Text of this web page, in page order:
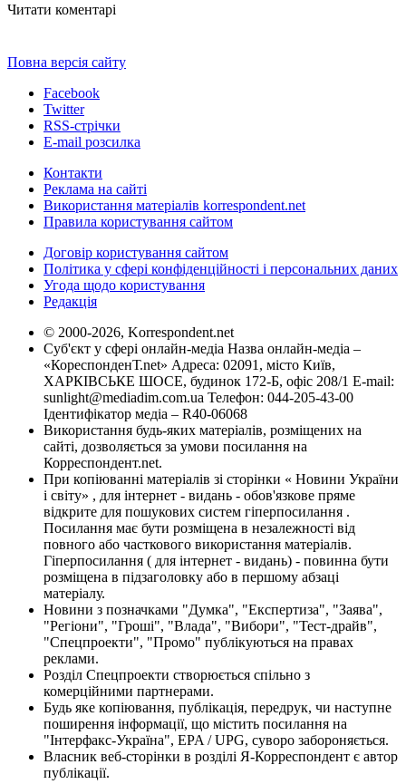
Читати коментарі
Повна версія сайту
Facebook
Twitter
RSS-стрічки
E-mail розсилка
Контакти
Реклама на сайті
Використання матеріалів korrespondent.net
Правила користування сайтом
Договір користування сайтом
Політика у сфері конфіденційності і персональних даних
Угода щодо користування
Редакція
© 2000-2026, Korrespondent.net
Суб'єкт у сфері онлайн-медіа Назва онлайн-медіа –
«КореспонденТ.net» Адреса: 02091, місто Київ,
ХАРКІВСЬКЕ ШОСЕ, будинок 172-Б, офіс 208/1 E-mail:
sunlight@mediadim.com.ua Телефон: 044-205-43-00
Ідентифікатор медіа – R40-06068
Використання будь-яких матеріалів, розміщених на
сайті, дозволяється за умови посилання на
Корреспондент.net.
При копіюванні матеріалів зі сторінки « Новини України
і світу» , для інтернет - видань - обов'язкове пряме
відкрите для пошукових систем гіперпосилання .
Посилання має бути розміщена в незалежності від
повного або часткового використання матеріалів.
Гіперпосилання ( для інтернет - видань) - повинна бути
розміщена в підзаголовку або в першому абзаці
матеріалу.
Новини з позначками "Думка", "Експертиза", "Заява",
"Регіони", "Гроші", "Влада", "Вибори", "Тест-драйв",
"Спецпроекти", "Промо" публікуються на правах
реклами.
Розділ Спецпроекти створюється спільно з
комерційними партнерами.
Будь яке копіювання, публікація, передрук, чи наступне
поширення інформації, що містить посилання на
"Інтерфакс-Україна", EPA / UPG, суворо забороняється.
Власник веб-сторінки в розділі Я-Корреспондент є автор
публікації.